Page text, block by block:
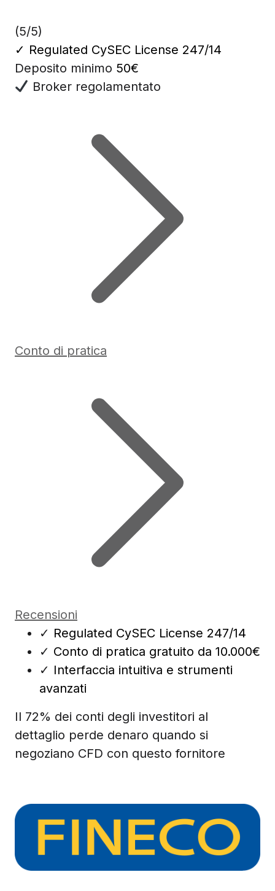
(5/5)
✓ Regulated CySEC License 247/14
Deposito minimo 50€
Broker regolamentato
Conto di pratica
Recensioni
✓ Regulated CySEC License 247/14
✓ Conto di pratica gratuito da 10.000€
✓ Interfaccia intuitiva e strumenti
avanzati
Il 72% dei conti degli investitori al
dettaglio perde denaro quando si
negoziano CFD con questo fornitore